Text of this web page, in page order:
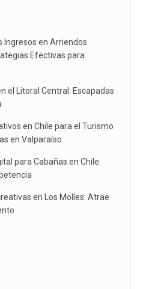
Ingresos en Arriendos
Efectivas para
el Litoral Central: Escapadas
en Chile para el Turismo
en Valparaíso
para Cabañas en Chile:
en Los Molles: Atrae